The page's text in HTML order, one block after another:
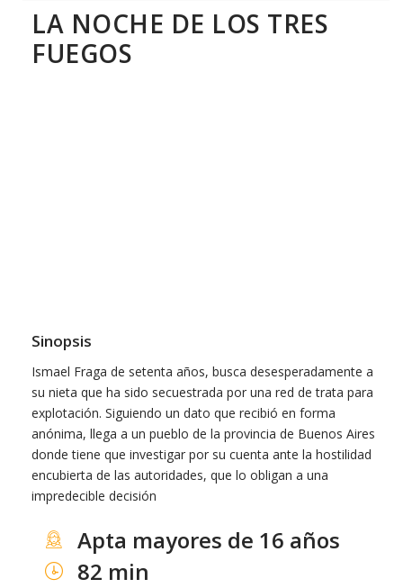
LA NOCHE DE LOS TRES
FUEGOS
Sinopsis
Ismael Fraga de setenta años, busca desesperadamente a
su nieta que ha sido secuestrada por una red de trata para
explotación. Siguiendo un dato que recibió en forma
anónima, llega a un pueblo de la provincia de Buenos Aires
donde tiene que investigar por su cuenta ante la hostilidad
encubierta de las autoridades, que lo obligan a una
impredecible decisión
Apta mayores de 16 años
82 min